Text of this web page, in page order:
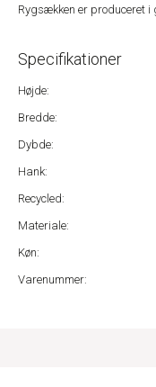
Rygsækken er produceret
Specifikationer
Højde:
Bredde:
Dybde:
Hank:
Recycled:
Materiale:
Køn:
Varenummer: